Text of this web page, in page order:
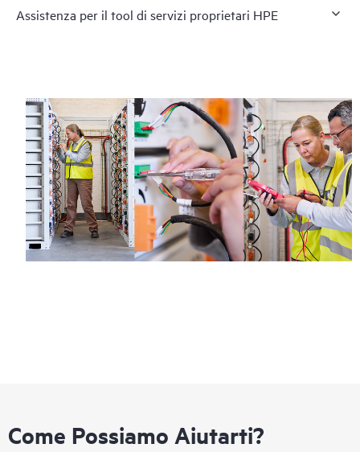
Assistenza per il tool di servizi proprietari HPE
Come Possiamo Aiutarti?